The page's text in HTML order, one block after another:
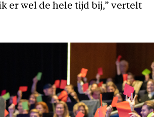
er wel de hele tijd bij,” vertelt